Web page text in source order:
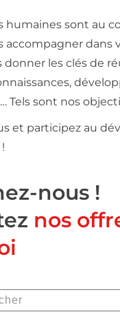
humaines sont au
accompagner dans
donner les clés de
Tels sont nos
et participez au
nous !
nos